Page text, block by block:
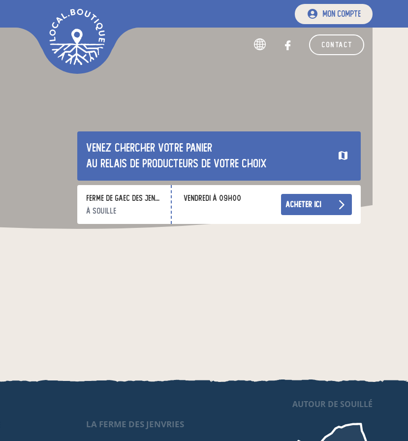
mon compte
contact
Venez chercher votre panier
au relais de producteurs de votre choix
Ferme de gaec des jenvries
à souille
vendredi à 09h00
acheter ici
LA FERME DES JENVRIES
AUTOUR DE SOUILLÉ